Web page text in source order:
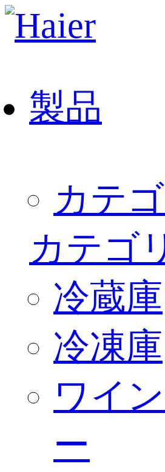
製品
カテ
カテゴ
冷蔵庫
冷凍庫
ワイ
ー